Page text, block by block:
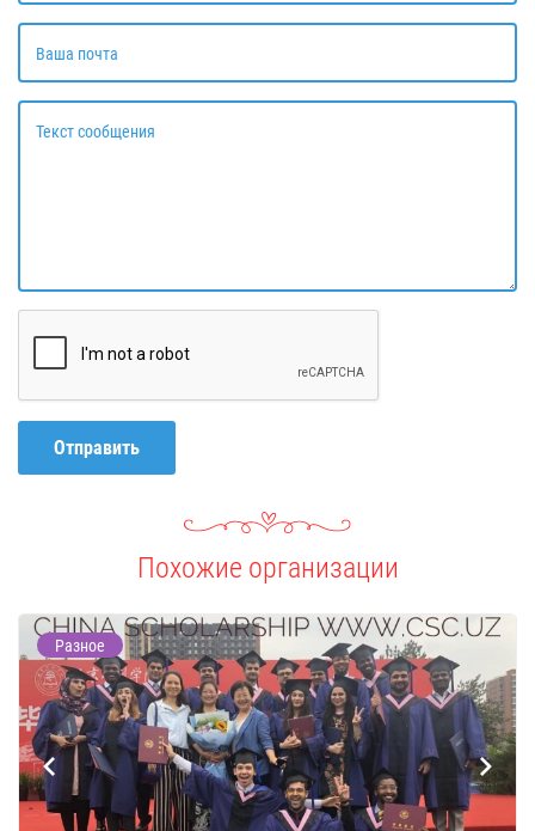
Ваша почта
Текст сообщения
Отправить
Похожие организации
Разное